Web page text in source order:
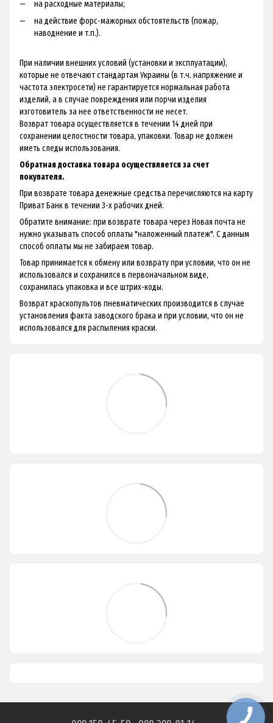
на расходные материалы;
на действие форс-мажорных обстоятельств (пожар,
наводнение и т.п.).
При наличии внешних условий (установки и эксплуатации),
которые не отвечают стандартам Украины (в т.ч. напряжение и
частота электросети) не гарантируется нормальная работа
изделий, а в случае повреждения или порчи изделия
изготовитель за нее ответственности не несет.
Возврат товара осуществляется в течении 14 дней при
сохранении целостности товара, упаковки. Товар не должен
иметь следы использования.
Обратная доставка товара осуществляется за счет
покупателя.
При возврате товара денежные средства перечисляются на карту
Приват Банк в течении 3-х рабочих дней.
Обратите внимание: при возврате товара через Новая почта не
нужно указывать способ оплаты "наложенный платеж". С данным
способ оплаты мы не забираем товар.
Товар принимается к обмену или возврату при условии, что он не
использовался и сохранился в первоначальном виде,
сохранилась упаковка и все штрих-коды.
Возврат краскопультов пневматических производится в случае
установления факта заводского брака и при условии, что он не
использовался для распыления краски.